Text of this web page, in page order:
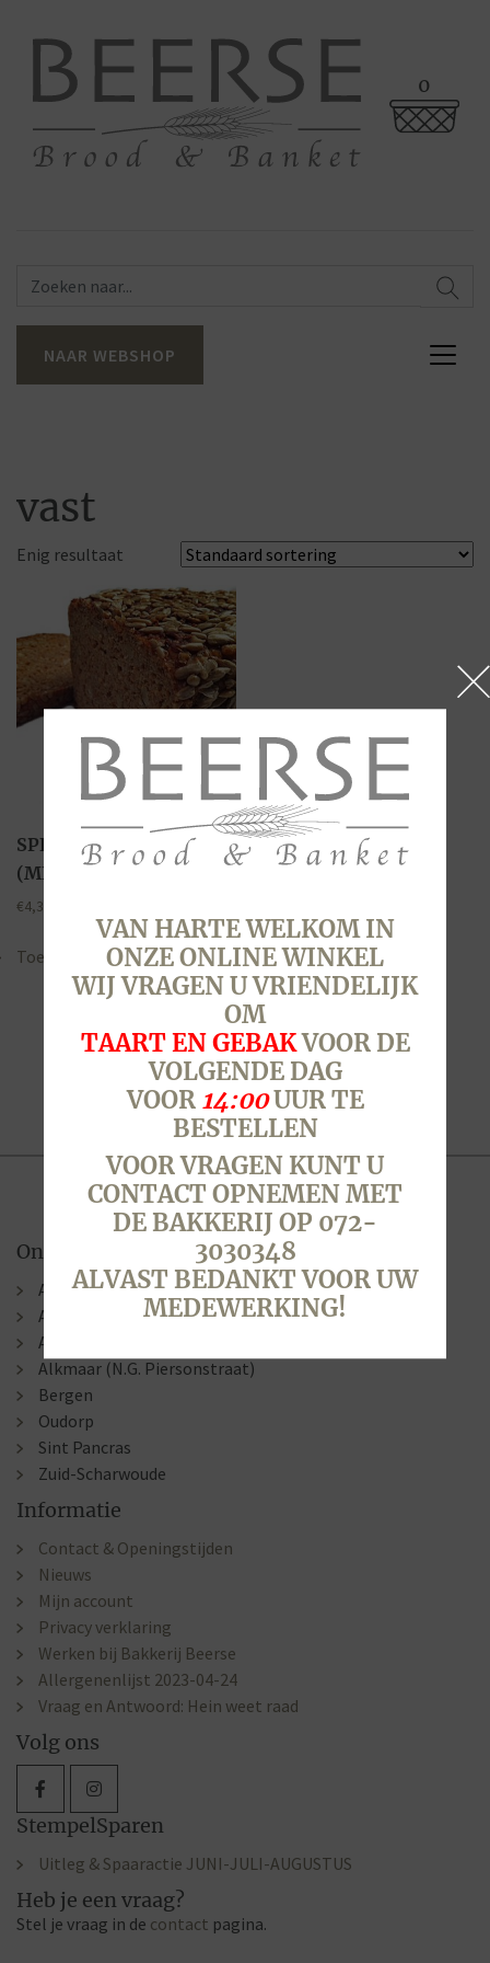
0
NAAR WEBSHOP
vast
Enig resultaat
SPELT, VOLKOREN
(MIDDENBROOD)
€4,30
Toevoegen aan winkelwagen
Onze winkels
Alkmaar (Berenkoog)
Alkmaar (Stationsweg)
Alkmaar (Laat )
Alkmaar (N.G. Piersonstraat)
Bergen
Oudorp
Sint Pancras
Zuid-Scharwoude
Informatie
Contact & Openingstijden
Nieuws
Mijn account
Privacy verklaring
Werken bij Bakkerij Beerse
Allergenenlijst 2023-04-24
Vraag en Antwoord: Hein weet raad
Volg ons
StempelSparen
Uitleg & Spaaractie JUNI-JULI-AUGUSTUS
Heb je een vraag?
Stel je vraag in de contact pagina.
VAN HARTE WELKOM IN
ONZE ONLINE WINKEL
WIJ VRAGEN U VRIENDELIJK
OM
TAART EN GEBAKVOOR DE
VOLGENDE DAG
VOOR 14:00UUR TE
BESTELLEN
VOOR VRAGEN KUNT U
CONTACT OPNEMEN MET
DE BAKKERIJ OP 072-
3030348
ALVAST BEDANKT VOOR UW
MEDEWERKING!